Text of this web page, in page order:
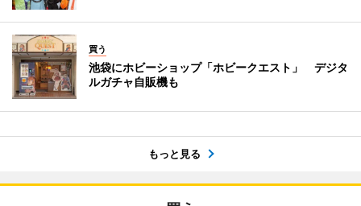
買う
池袋にホビーショップ「ホビークエスト」 デジタ
ルガチャ自販機も
もっと見る